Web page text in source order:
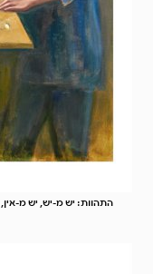
התהוות: יש מ-יש, יש מ-אין,